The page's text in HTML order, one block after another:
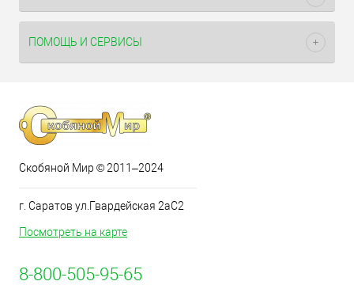
ПОМОЩЬ И СЕРВИСЫ
Скобяной Мир © 2011–2024
г. Саратов ул.Гвардейская 2аС2
Посмотреть на карте
8-800-505-95-65